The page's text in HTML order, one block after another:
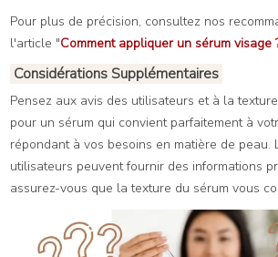
Pour plus de précision, consultez nos
l'article "Comment appliquer un sérum visage
Considérations Supplémentaires
Pensez aux avis des utilisateurs et à la
pour un sérum qui convient parfaitement à
répondant à vos besoins en matière de peau.
utilisateurs peuvent fournir des informations
assurez-vous que la texture du sérum vous